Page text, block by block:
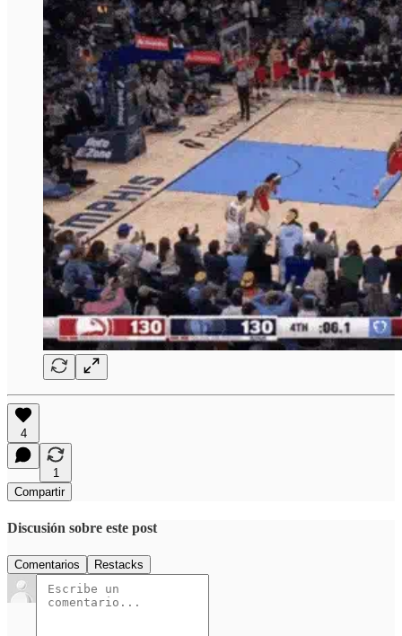
4
1
Compartir
Discusión sobre este post
Comentarios Restacks